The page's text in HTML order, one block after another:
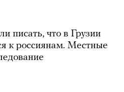
писать, что в Грузии
к россиянам. Местные